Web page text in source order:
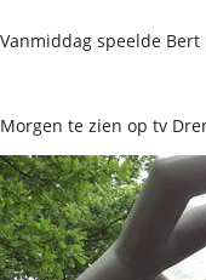
Vanmiddag speelde
Morgen te zien op tv